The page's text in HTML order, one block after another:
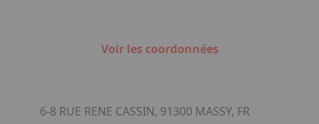
Voir les coordonnées
6-8 RUE RENE CASSIN, 91300 MASSY, FR